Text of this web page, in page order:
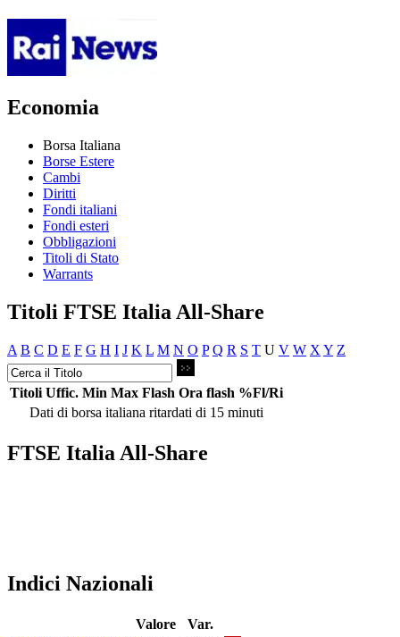
Economia
Borsa Italiana
Borse Estere
Cambi
Diritti
Fondi italiani
Fondi esteri
Obbligazioni
Titoli di Stato
Warrants
Titoli FTSE Italia All-Share
A B C D E F G H I J K L M N O P Q R S T U V W X Y Z
Titoli Uffic. Min Max Flash Ora flash %Fl/Ri
Dati di borsa italiana ritardati di 15 minuti
FTSE Italia All-Share
Indici Nazionali
Valore
Var.